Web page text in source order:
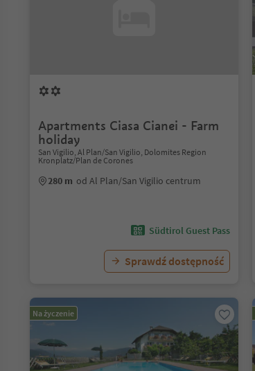
Apartments Ciasa Cianei - Farm
holiday
San Vigilio, Al Plan/San Vigilio, Dolomites Region
Kronplatz/Plan de Corones
280 m od Al Plan/San Vigilio centrum
Südtirol Guest Pass
Sprawdź dostępność
Na życzenie